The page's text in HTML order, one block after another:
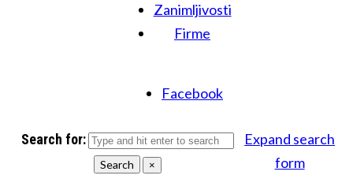
Zanimljivosti
Firme
Facebook
Search for:
Search ×
Expand search
form